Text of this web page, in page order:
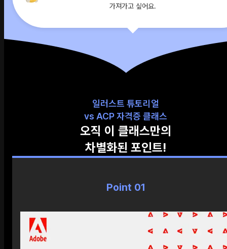
가져가고 싶어요.
일러스트 튜토리얼
vs ACP 자격증 클래스
오직 이 클래스만의
차별화된 포인트!
Point 01